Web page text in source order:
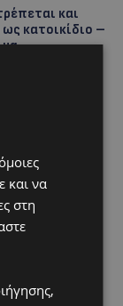
και
κατοικίδιο –
ΚΥΠΡΟΥ-
δεν θα
για να
της
στη σύζυγο
την
και να
στη